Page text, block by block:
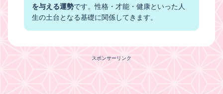
を与える運勢です。性格・才能・健康といった人
生の土台となる基礎に関係してきます。
スポンサーリンク